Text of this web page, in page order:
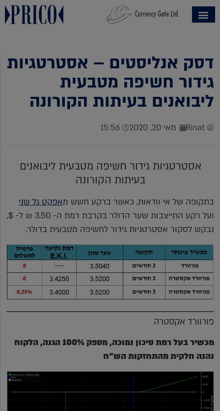
דסק אנליסטים – אסטרטגיות
גידור חשיפה מטבעית
ליבואנים בעיתות הקורונה
Rinat מאי 20, 2020 15:56
אסטרטגיות גידור חשיפה מטבעית ליבואנים
בעיתות הקורונה
בתקופה של אי וודאות, כאשר ברקע חשש מאפקט גל שני
ועל רקע התייצבות שער הדולר בקרבת רמת ה- 3.50 ₪ ל- $,
נבקש לסקור אסטרטגיות גידור לחשיפה מטבעית בדולר.
פורוורד אקסטרה
מכשיר בעל רמת סיכון נמוכה, מספק 100% הגנה, הלקוח
נהנה חלקית מהתחזקות הש"ח